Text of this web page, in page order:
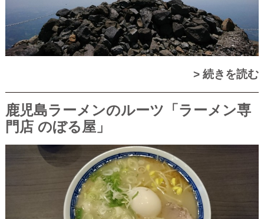
> 続きを読む
鹿児島ラーメンのルーツ「ラーメン専
門店 のぼる屋」